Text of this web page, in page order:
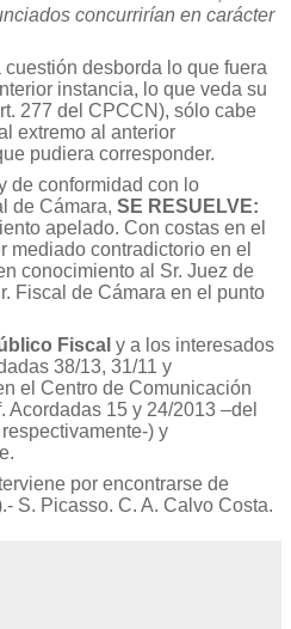
concurrirían en carácter
desborda lo que fuera
instancia, lo que veda su
277 del CPCCN), sólo cabe
extremo al anterior
pudiera corresponder.
de conformidad con lo
de Cámara, SE RESUELVE:
apelado. Con costas en el
mediado contradictorio en el
conocimiento al Sr. Juez de
Fiscal de Cámara en el punto
Fiscal y a los interesados
38/13, 31/11 y
el Centro de Comunicación
Acordadas 15 y 24/2013 –del
) y
por encontrarse de
S. Picasso. C. A. Calvo Costa.